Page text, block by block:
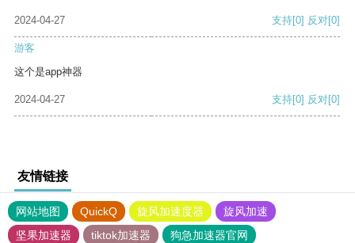
2024-04-27 支持[0] 反对[0]
游客
这个是app神器
2024-04-27 支持[0] 反对[0]
友情链接
网站地图 QuickQ 旋风加速度器
旋风加速
坚果加速器
tiktok加速器
狗急加速器官网